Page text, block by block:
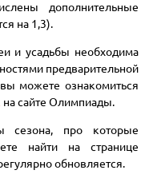
дополнительные
на 1,3).
и усадьбы необходима
предварительной
можете ознакомиться
на сайте Олимпиады.
сезона, про которые
найти на странице
обновляется.